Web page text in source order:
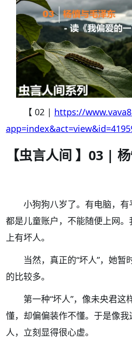
【 02 | https://
【虫言人间 】 03 |
小狗狗八岁了。 有电脑，
都是儿童账户，不能随便上网
上有坏人。
当然，真正的“坏人”，她暂
的比较多。
第一种“坏人”，像未央君这
懂，却偏偏装作不懂。于是像我
人，立刻显得很心虚。